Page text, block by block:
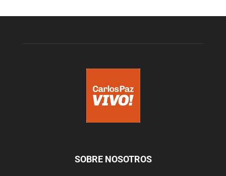
SOBRE NOSOTROS